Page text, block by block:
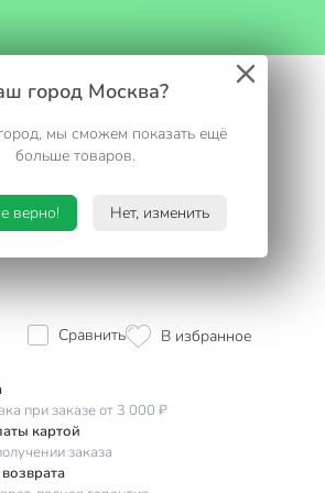
город Москва?
мы сможем показать ещё
больше товаров.
верно! Нет, изменить
Корзина
ТУРИЗМ. ОТДЫХ НА ДАЧЕ
Сравнить В избранное
при заказе от 3 000 ₽
картой
заказа